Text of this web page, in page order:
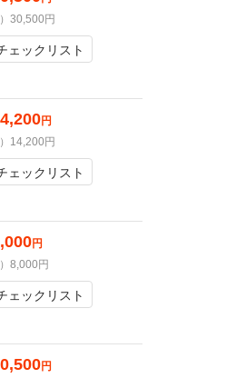
30,500円
ェックリスト
円
14,200円
ェックリスト
円
8,000円
ェックリスト
円